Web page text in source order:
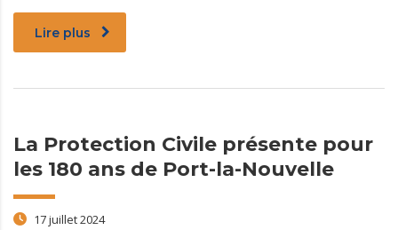
Lire plus
La Protection Civile présente pour
les 180 ans de Port-la-Nouvelle
17 juillet 2024